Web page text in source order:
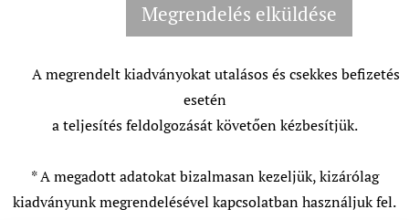
Megrendelés elküldése
⚓ A megrendelt kiadványokat utalásos és csekkes befizetés
esetén
a teljesítés feldolgozását követően kézbesítjük.
* A megadott adatokat bizalmasan kezeljük, kizárólag
kiadványunk megrendelésével kapcsolatban használjuk fel.